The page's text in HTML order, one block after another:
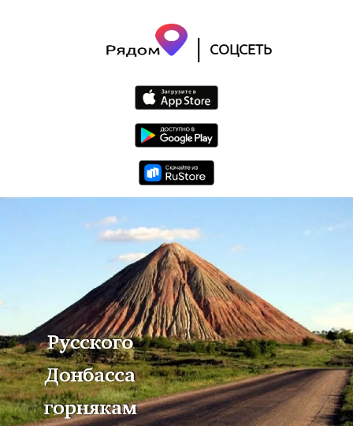
| СОЦСЕТЬ